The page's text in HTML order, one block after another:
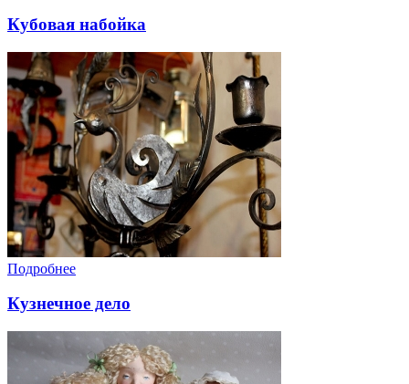
Кубовая набойка
Подробнее
Кузнечное дело